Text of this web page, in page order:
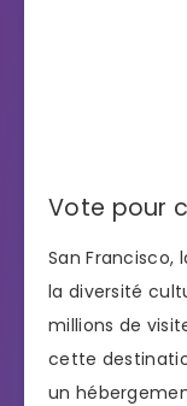
Vote pour
San Francisco,
la diversité
millions de
cette
un